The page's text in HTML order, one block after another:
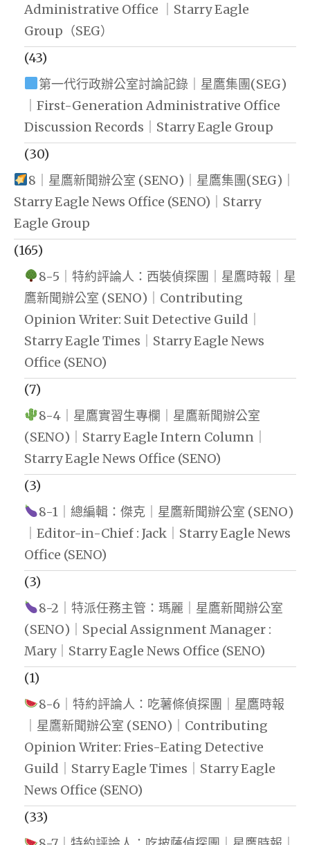
Administrative Office ｜Starry Eagle
Group（SEG）
(43)
第一代行政辦公室討論記錄｜星鷹集團(SEG)
｜First-Generation Administrative Office
Discussion Records｜Starry Eagle Group
(30)
8｜星鷹新聞辦公室 (SENO)｜星鷹集團(SEG)｜
Starry Eagle News Office (SENO)｜Starry
Eagle Group
(165)
8-5｜特約評論人：西裝偵探團｜星鷹時報｜星
鷹新聞辦公室 (SENO)｜Contributing
Opinion Writer: Suit Detective Guild｜
Starry Eagle Times｜Starry Eagle News
Office (SENO)
(7)
8-4｜星鷹實習生專欄｜星鷹新聞辦公室
(SENO)｜Starry Eagle Intern Column｜
Starry Eagle News Office (SENO)
(3)
8-1｜總編輯：傑克｜星鷹新聞辦公室 (SENO)
｜Editor-in-Chief : Jack｜Starry Eagle News
Office (SENO)
(3)
8-2｜特派任務主管：瑪麗｜星鷹新聞辦公室
(SENO)｜Special Assignment Manager :
Mary｜Starry Eagle News Office (SENO)
(1)
8-6｜特約評論人：吃薯條偵探團｜星鷹時報
｜星鷹新聞辦公室 (SENO)｜Contributing
Opinion Writer: Fries-Eating Detective
Guild｜Starry Eagle Times｜Starry Eagle
News Office (SENO)
(33)